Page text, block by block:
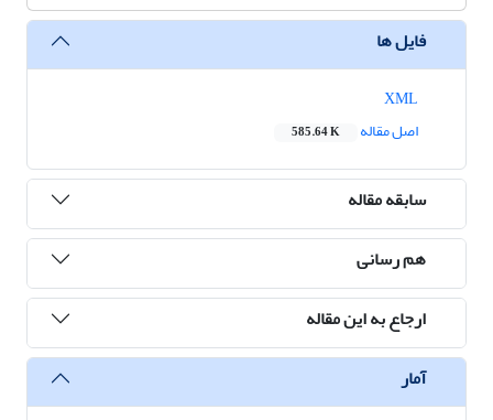
فایل ها
اصل مقاله
585.64 K
سابقه مقاله
هم رسانی
ارجاع به این مقاله
آمار